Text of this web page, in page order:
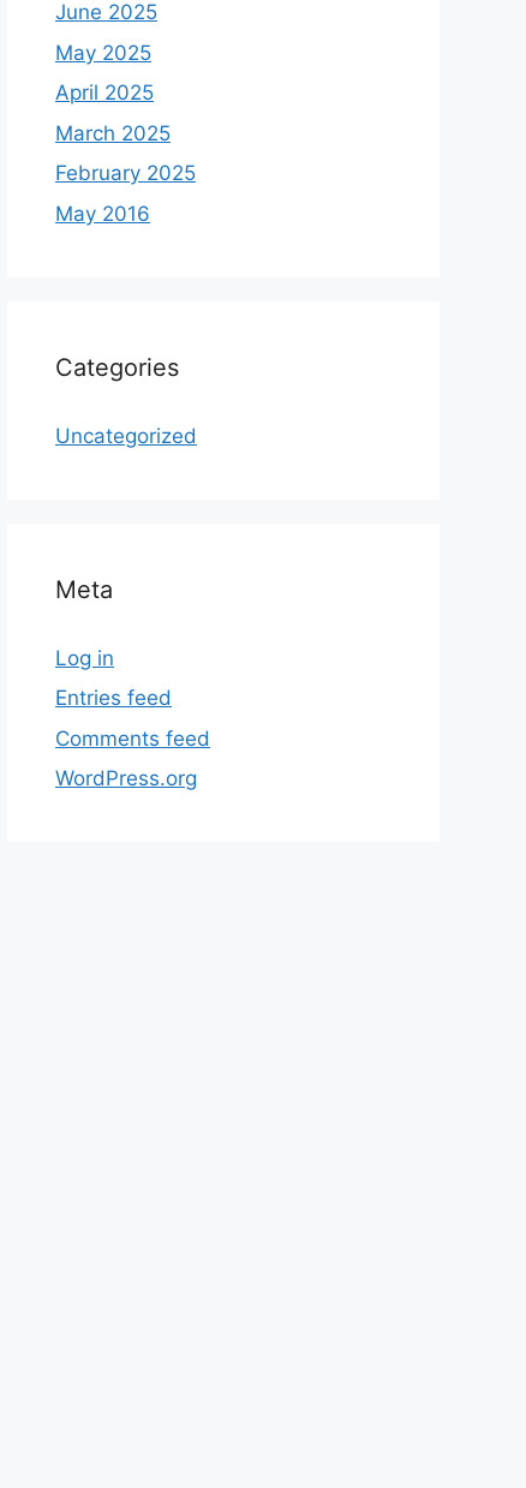
June 2025
May 2025
April 2025
March 2025
February 2025
May 2016
Categories
Uncategorized
Meta
Log in
Entries feed
Comments feed
WordPress.org